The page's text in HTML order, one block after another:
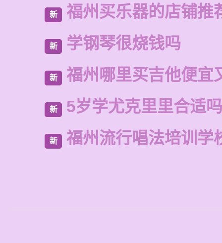
新 福州买乐器的店铺推
新 学钢琴很烧钱吗
新 福州哪里买吉他便宜
新 5岁学尤克里里合适吗
新 福州流行唱法培训学